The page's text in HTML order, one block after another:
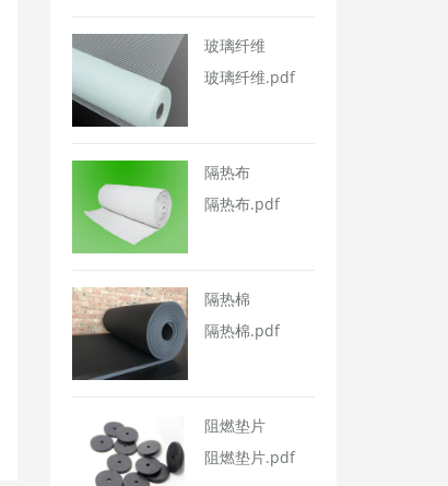
玻璃纤维
玻璃纤维.pdf
隔热布
隔热布.pdf
隔热棉
隔热棉.pdf
阻燃垫片
阻燃垫片.pdf